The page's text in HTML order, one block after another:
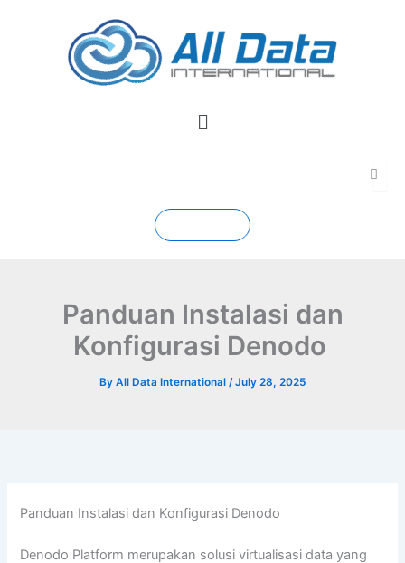
Menu
Panduan Instalasi dan
Konfigurasi Denodo
By All Data International /July 28, 2025
Panduan Instalasi dan Konfigurasi Denodo
Denodo Platform merupakan solusi virtualisasi data yang